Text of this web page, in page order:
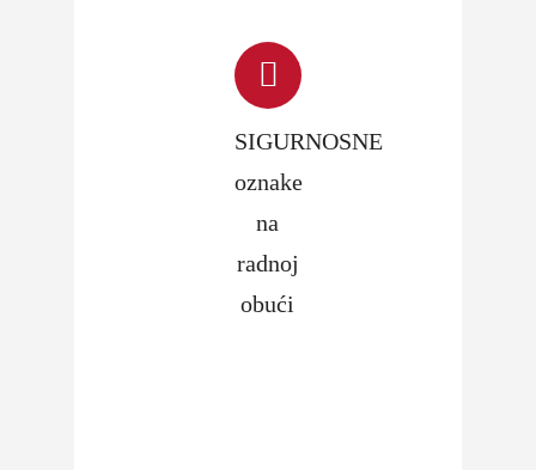
SIGURNOSNE
oznake
na
radnoj
obući